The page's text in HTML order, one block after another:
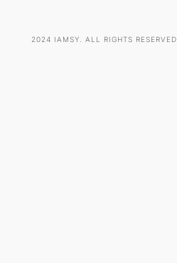
2024 IAMSY. ALL RIGHTS RESERVED.